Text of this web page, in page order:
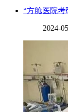
​“方舱医院
2024-